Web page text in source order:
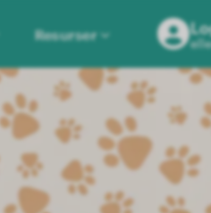
Resurser